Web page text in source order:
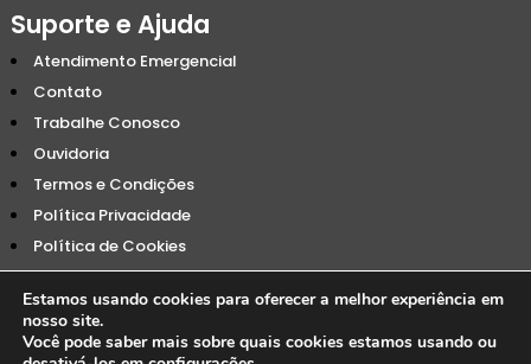
Suporte e Ajuda
Atendimento Emergencial
Contato
Trabalhe Conosco
Ouvidoria
Termos e Condições
Política Privacidade
Política de Cookies
Estamos usando cookies para oferecer a melhor experiência em
nosso site.
Você pode saber mais sobre quais cookies estamos usando ou